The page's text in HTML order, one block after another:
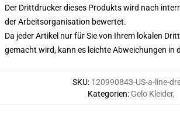
Der Drittdrucker dieses Produkts wird nach
der Arbeitsorganisation bewertet.
Da jeder Artikel nur für Sie von Ihrem lokalen
gemacht wird, kann es leichte Abweichungen in
SKU: 120990843-US-a-line-
Kategorien: Gelo Kleider,